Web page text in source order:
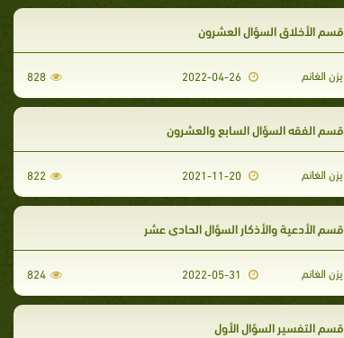
قسم الأخلاق السؤال العشرون
يزن الغانم 2022-04-26
828
قسم الفقه السؤال السابع والعشرون
يزن الغانم 2021-11-20
822
قسم الأدعية والأذكار السؤال الحادي عشر
يزن الغانم 824
قسم التفسير السؤال الأول